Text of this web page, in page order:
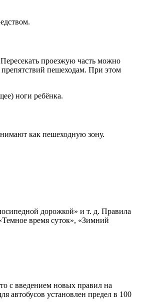
проезжую часть можно
пешеходам. При этом
ноги ребёнка.
как пешеходную зону.
дорожкой» и т. д. Правила
время суток», «Зимний
с введением новых правил на
автобусов установлен предел в 100